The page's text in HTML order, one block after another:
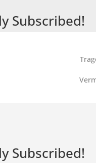
Subscribed!
Subscribed!